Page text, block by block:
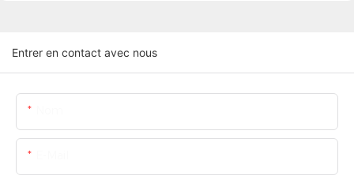
Entrer en contact avec nous